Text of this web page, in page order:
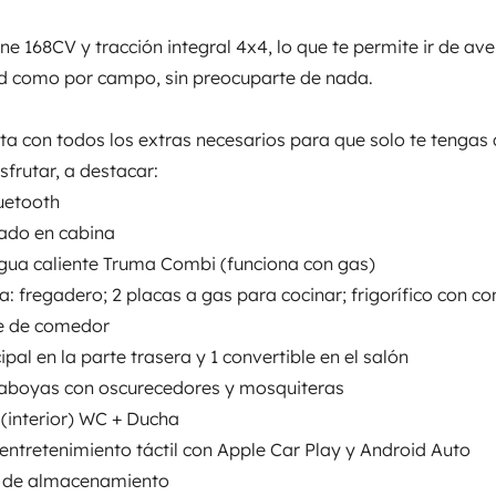
168CV y tracción integral 4x4, lo que te permite ir de
como por campo, sin preocuparte de nada.
con todos los extras necesarios para que solo te tengas
a destacar:
en cabina
caliente Truma Combi (funciona con gas)
fregadero; 2 placas a gas para cocinar; frigorífico con
de comedor
en la parte trasera y 1 convertible en el salón
con oscurecedores y mosquiteras
WC + Ducha
táctil con Apple Car Play y Android Auto
almacenamiento
habitáculo durante el día (la
da cierta autonomía para no
se haga un uso responsable y
TV y el frigo funcionan a
conectado a una fuente de
La cocina tiene dos placas a
a gas.
funciona cuando el motor
el menaje de cocina; kit de
Si tienes cualquier
Camas 2
Cama transversal
147x189 cm
Nevera
Kit de limpieza
Cierre centralizado